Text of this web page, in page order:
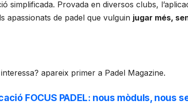
simplificada. Provada en diversos clubs,
apassionats de padel que vulguin jugar més,
apareix primer a Padel Magazine.
FOCUS PADEL: nous mòduls, nous